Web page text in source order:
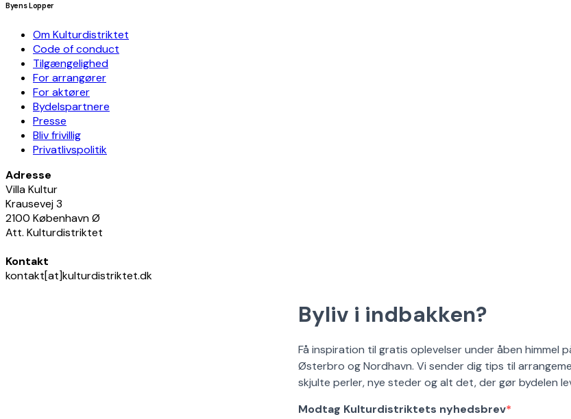
Byens Lopper
Om Kulturdistriktet
Code of conduct
Tilgængelighed
For arrangører
For aktører
Bydelspartnere
Presse
Bliv frivillig
Privatlivspolitik
Adresse
Villa Kultur
Krausevej 3
2100 København Ø
Att. Kulturdistriktet
Kontakt
kontakt[at]kulturdistriktet.dk
Byliv i indbakken?
Få inspiration til gratis oplevelser under åben himmel
Østerbro og Nordhavn. Vi sender dig tips til
skjulte perler, nye steder og alt det, der gør bydelen
Modtag Kulturdistriktets nyhedsbrev